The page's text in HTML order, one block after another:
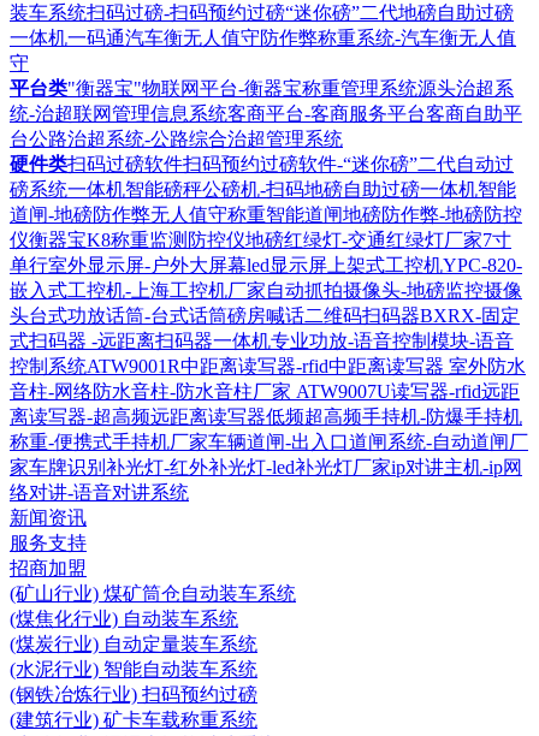
装车系统扫码过磅-扫码预约过磅“迷你磅”二代地磅自助过磅
一体机一码通汽车衡无人值守防作弊称重系统-汽车衡无人值
守
平台类"衡器宝"物联网平台-衡器宝称重管理系统源头治超系
统-治超联网管理信息系统客商平台-客商服务平台客商自助平
台公路治超系统-公路综合治超管理系统
硬件类扫码过磅软件扫码预约过磅软件-“迷你磅”二代自动过
磅系统一体机智能磅秤公磅机-扫码地磅自助过磅一体机智能
道闸-地磅防作弊无人值守称重智能道闸地磅防作弊-地磅防控
仪衡器宝K8称重监测防控仪地磅红绿灯-交通红绿灯厂家7寸
单行室外显示屏-户外大屏幕led显示屏上架式工控机YPC-820-
嵌入式工控机-上海工控机厂家自动抓拍摄像头-地磅监控摄像
头台式功放话筒-台式话筒磅房喊话二维码扫码器BXRX-固定
式扫码器 -远距离扫码器一体机专业功放-语音控制模块-语音
控制系统ATW9001R中距离读写器-rfid中距离读写器 室外防水
音柱-网络防水音柱-防水音柱厂家 ATW9007U读写器-rfid远距
离读写器-超高频远距离读写器低频超高频手持机-防爆手持机
称重-便携式手持机厂家车辆道闸-出入口道闸系统-自动道闸厂
家车牌识别补光灯-红外补光灯-led补光灯厂家ip对讲主机-ip网
络对讲-语音对讲系统
新闻资讯
服务支持
招商加盟
(矿山行业) 煤矿筒仓自动装车系统
(煤焦化行业) 自动装车系统
(煤炭行业) 自动定量装车系统
(水泥行业) 智能自动装车系统
(钢铁冶炼行业) 扫码预约过磅
(建筑行业) 矿卡车载称重系统